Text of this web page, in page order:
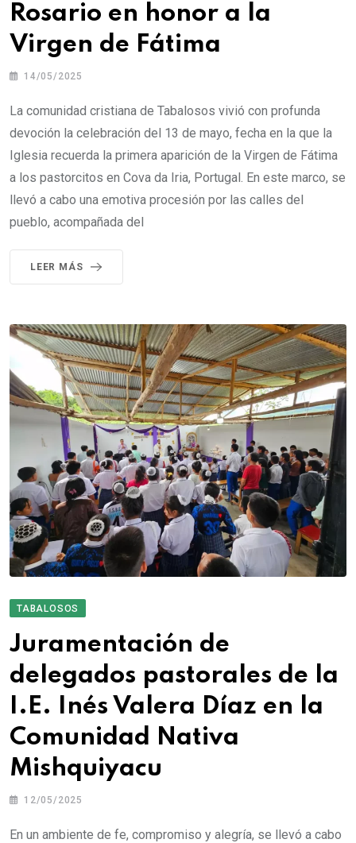
Rosario en honor a la
Virgen de Fátima
14/05/2025
La comunidad cristiana de Tabalosos vivió con profunda
devoción la celebración del 13 de mayo, fecha en la que la
Iglesia recuerda la primera aparición de la Virgen de Fátima
a los pastorcitos en Cova da Iria, Portugal. En este marco, se
llevó a cabo una emotiva procesión por las calles del
pueblo, acompañada del
LEER MÁS
TABALOSOS
Juramentación de
delegados pastorales de la
I.E. Inés Valera Díaz en la
Comunidad Nativa
Mishquiyacu
12/05/2025
En un ambiente de fe, compromiso y alegría, se llevó a cabo